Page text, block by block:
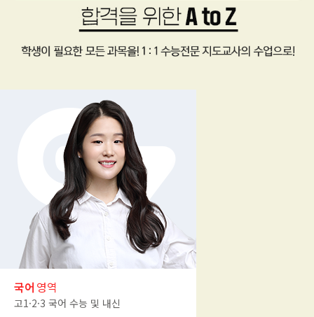
국어 영역
고1·2·3 국어 수능 및 내신